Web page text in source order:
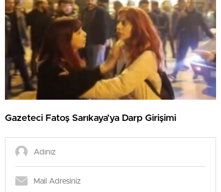
Gazeteci Fatoş Sarıkaya’ya Darp Girişimi